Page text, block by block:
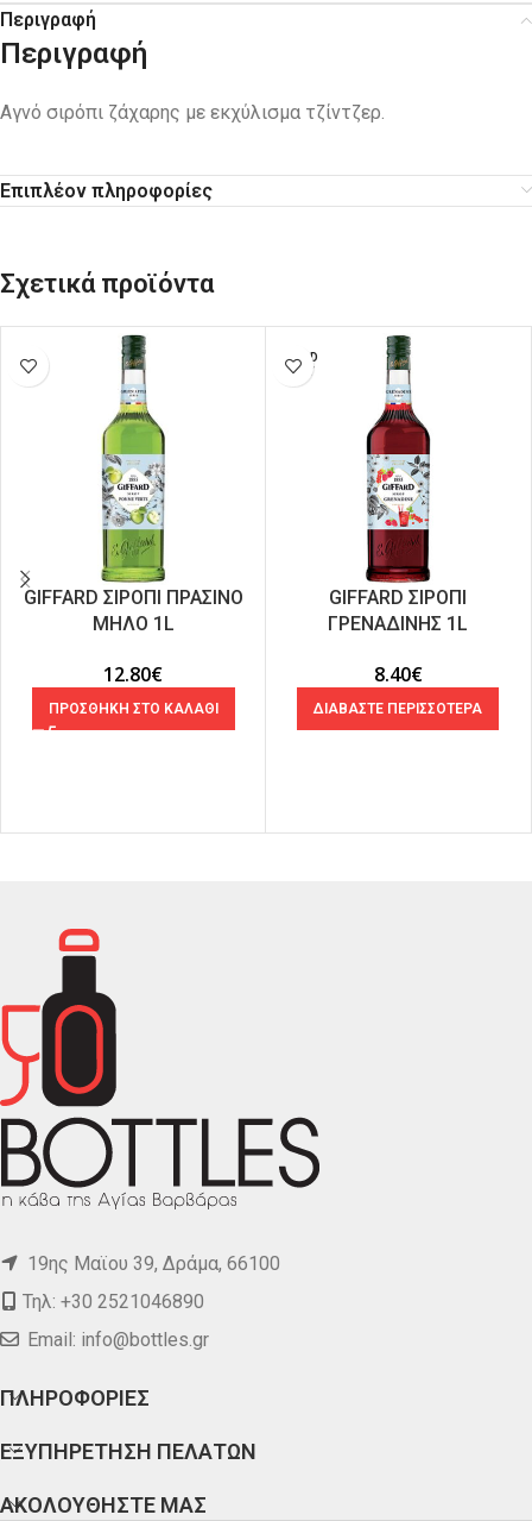
Περιγραφή
Περιγραφή
Αγνό σιρόπι ζάχαρης με εκχύλισμα τζίντζερ.
Επιπλέον πληροφορίες
Σχετικά προϊόντα
GIFFARD ΣΙΡΟΠΙ ΠΡΑΣΙΝΟ
ΜΗΛΟ 1L
12.80€
ΠΡΟΣΘΗΚΗ ΣΤΟ ΚΑΛΑΘΙ
SOLD
OUT
GIFFARD ΣΙΡΟΠΙ
ΓΡΕΝΑΔΙΝΗΣ 1L
8.40€
ΔΙΑΒΑΣΤΕ ΠΕΡΙΣΣΟΤΕΡΑ
19ης Μαϊου 39, Δράμα, 66100
Τηλ: +30 2521046890
Email: info@bottles.gr
ΠΛΗΡΟΦΟΡΙΕΣ
ΕΞΥΠΗΡΕΤΗΣΗ ΠΕΛΑΤΩΝ
ΑΚΟΛΟΥΘΗΣΤΕ ΜΑΣ